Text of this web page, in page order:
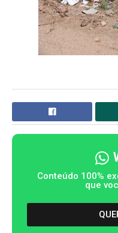
Conteúdo 100%
que